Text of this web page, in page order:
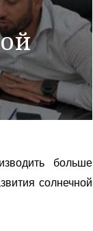
больше
солнечной